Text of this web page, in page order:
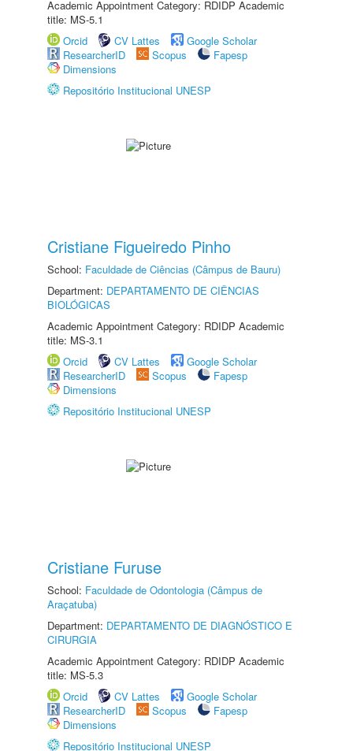
Academic Appointment Category: RDIDP Academic
title: MS-5.1
Orcid
CV Lattes
Google Scholar
ResearcherID
Scopus
Fapesp
Dimensions
Repositório Institucional UNESP
Cristiane Figueiredo Pinho
School: Faculdade de Ciências (Câmpus de Bauru)
Department: DEPARTAMENTO DE CIÊNCIAS
BIOLÓGICAS
Academic Appointment Category: RDIDP Academic
title: MS-3.1
Orcid
CV Lattes
Google Scholar
ResearcherID
Scopus
Fapesp
Dimensions
Repositório Institucional UNESP
Cristiane Furuse
School: Faculdade de Odontologia (Câmpus de
Araçatuba)
Department: DEPARTAMENTO DE DIAGNÓSTICO E
CIRURGIA
Academic Appointment Category: RDIDP Academic
title: MS-5.3
Orcid
CV Lattes
Google Scholar
ResearcherID
Scopus
Fapesp
Dimensions
Repositório Institucional UNESP